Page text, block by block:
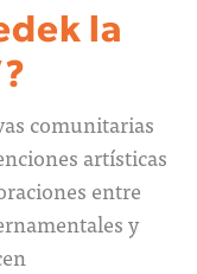
la
comunitarias
artísticas
entre
y